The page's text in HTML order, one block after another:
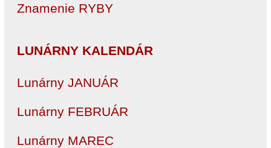
Znamenie RYBY
LUNÁRNY KALENDÁR
Lunárny JANUÁR
Lunárny FEBRUÁR
Lunárny MAREC